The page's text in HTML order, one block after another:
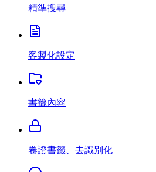
精準搜尋
客製化設定
書籤內容
卷證書籤、去識別化